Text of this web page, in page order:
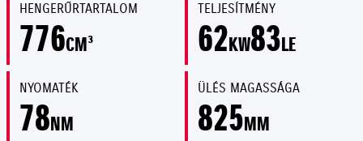
HENGERŰRTARTALOM
776CM³
TELJESÍTMÉNY
62KW83LE
NYOMATÉK
78NM
ÜLÉS MAGASSÁGA
825MM